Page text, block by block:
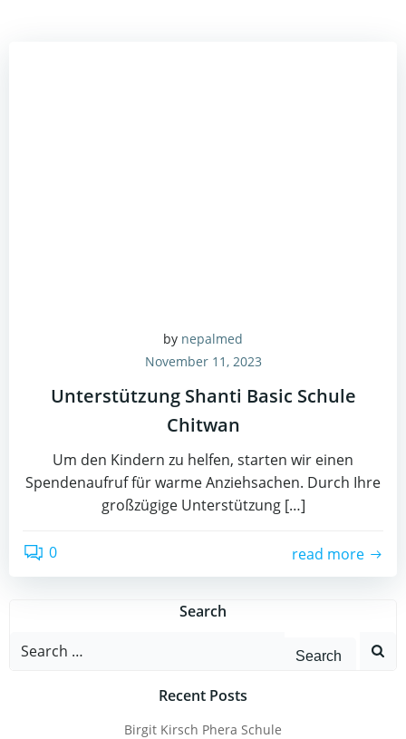
by nepalmed
November 11, 2023
Unterstützung Shanti Basic Schule
Chitwan
Um den Kindern zu helfen, starten wir einen
Spendenaufruf für warme Anziehsachen. Durch Ihre
großzügige Unterstützung […]
0 read more
Search
Search
Recent Posts
Birgit Kirsch Phera Schule